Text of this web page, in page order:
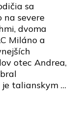
sa
na severe
dvoma
Miláno a
otec Andrea,
je talianskym …